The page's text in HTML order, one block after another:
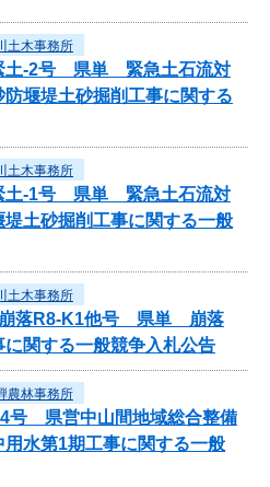
土木事務所
土-2号 県単 緊急土石流対
堰堤土砂掘削工事に関する
土木事務所
土-1号 県単 緊急土石流対
土砂掘削工事に関する一般
土木事務所
崩落R8-K1他号 県単 崩落
関する一般競争入札公告
農林事務所
号 県営中山間地域総合整備
水第1期工事に関する一般